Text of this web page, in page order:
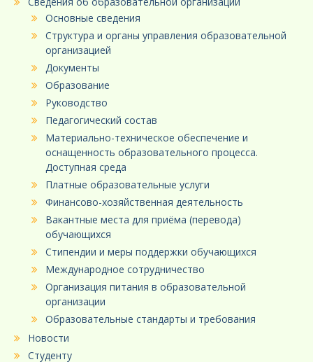
Основные сведения
Структура и органы управления образовательной
организацией
Документы
Образование
Руководство
Педагогический состав
Материально-техническое обеспечение и
оснащенность образовательного процесса.
Доступная среда
Платные образовательные услуги
Финансово-хозяйственная деятельность
Вакантные места для приёма (перевода)
обучающихся
Стипендии и меры поддержки обучающихся
Международное сотрудничество
Организация питания в образовательной
организации
Образовательные стандарты и требования
Новости
Студенту